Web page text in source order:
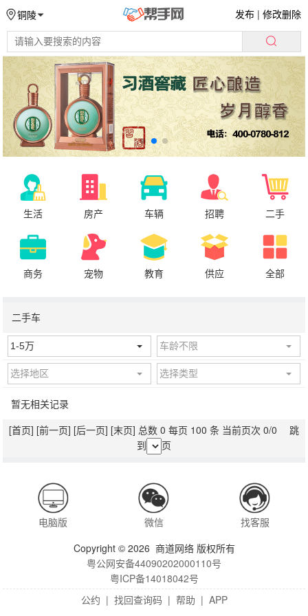
铜陵 发布 |修改删除
生活 房产 车辆 招聘 二手
商务 宠物 教育 供应 全部
二手车
1-5万 车龄不限
选择地区 选择类型
暂无相关记录
[首页] [前一页] [后一页] [末页] 总数 0 每页 100 条 当前页次 0/0 跳
到
页
电脑版 微信
找客服
Copyright © 2026 商道网络 版权所有
粤公网安备44090202000110号
粤ICP备14018042号
公约 | 找回查询码 | 帮助 | APP